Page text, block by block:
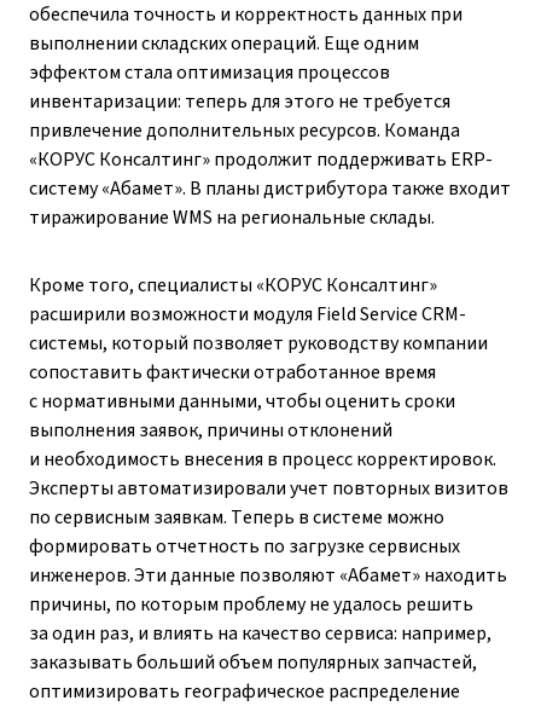
обеспечила точность и корректность данных при
выполнении складских операций. Еще одним
эффектом стала оптимизация процессов
инвентаризации: теперь для этого не требуется
привлечение дополнительных ресурсов. Команда
«КОРУС Консалтинг» продолжит поддерживать ERP-
систему «Абамет». В планы дистрибутора также входит
тиражирование WMS на региональные склады.
Кроме того, специалисты «КОРУС Консалтинг»
расширили возможности модуля Field Service CRM-
системы, который позволяет руководству компании
сопоставить фактически отработанное время
с нормативными данными, чтобы оценить сроки
выполнения заявок, причины отклонений
и необходимость внесения в процесс корректировок.
Эксперты автоматизировали учет повторных визитов
по сервисным заявкам. Теперь в системе можно
формировать отчетность по загрузке сервисных
инженеров. Эти данные позволяют «Абамет» находить
причины, по которым проблему не удалось решить
за один раз, и влиять на качество сервиса: например,
заказывать больший объем популярных запчастей,
оптимизировать географическое распределение